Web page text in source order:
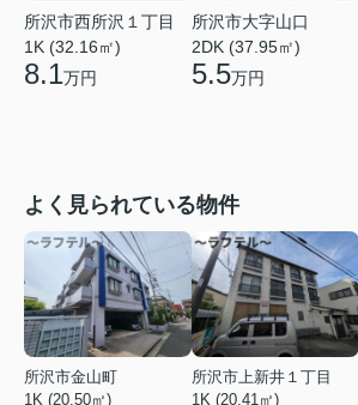
所沢市西所沢１丁目
1K (32.16㎡)
8.1万円
所沢市大字山口
2DK (37.95㎡)
5.5万円
よく見られている物件
所沢市金山町
1K (20.50㎡)
所沢市上新井１丁目
1K (20.41㎡)